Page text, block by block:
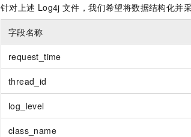
针对上述 Log4j 文件，我们希望将数据结构化并
字段名称
request_time
thread_id
log_level
class_name